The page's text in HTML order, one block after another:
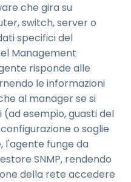
che gira su
switch, server o
specifici del
Management
risponde alle
le informazioni
al manager se si
esempio, guasti del
o soglie
l'agente funge da
SNMP, rendendo
della rete accedere